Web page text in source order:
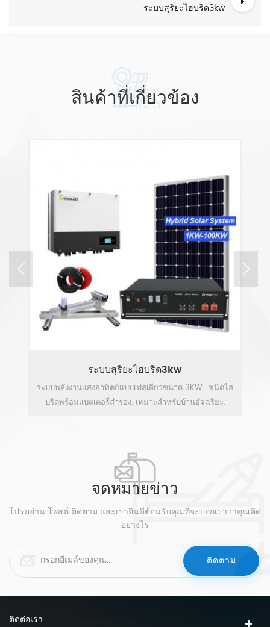
ระบบสุริยะไฮบริด3kw
สินค้าที่เกี่ยวข้อง
ระบบสุริยะไฮบริด3kw
ระบบพลังงานแสงอาทิตย์แบบเฟสเดียวขนาด 3KW , ชนิดไฮ
บริดพร้อมแบตเตอรี่สำรอง. เหมาะสำหรับบ้านอัจฉริยะ.
จดหมายข่าว
โปรดอ่าน โพสต์ ติดตาม และเรายินดีต้อนรับคุณที่จะบอกเราว่าคุณคิด
อย่างไร
ติดต่อเรา